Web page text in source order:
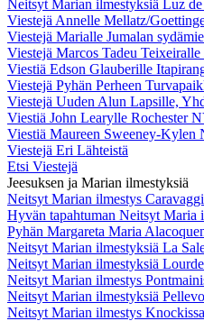
Neitsyt Marian ilmestyksiä Luz
Viestejä Annelle Mellatz/
Viestejä Marialle Jumalan
Viestejä Marcos Tadeu
Viestiä Edson Glauberille
Viestejä Pyhän Perheen
Viestejä Uuden Alun Lapsille,
Viestiä John Learylle Rochester
Viestiä Maureen Sweeney-
Viestejä Eri Lähteistä
Etsi Viestejä
Jeesuksen ja Marian ilmestyksiä
Neitsyt Marian ilmestys
Hyvän tapahtuman Neitsyt Maria
Pyhän Margareta Maria
Neitsyt Marian ilmestyksiä La
Neitsyt Marian ilmestyksiä
Neitsyt Marian ilmestys
Neitsyt Marian ilmestyksiä
Neitsyt Marian ilmestys Knockissa